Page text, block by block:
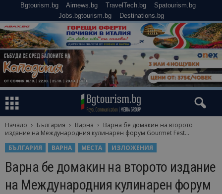
Bgtourism.bg Airnews.bg TravelTech.bg
Spatourism.bg
Jobs.bgtourism.bg
Destinations.bg
Начало България Варна
Варна бе домакин на второто
издание на Международния кулинарен форум Gourmet Fest...
БЪЛГАРИЯ
ВАРНА МЕСТА ИЗЛОЖЕНИЯ
Варна бе домакин на второто издание
на Международния кулинарен форум